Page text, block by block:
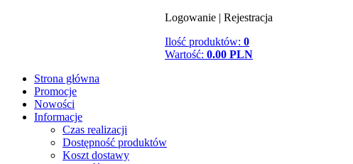
Logowanie | Rejestracja
Ilość produktów: 0
Wartość: 0.00 PLN
Strona główna
Promocje
Nowości
Informacje
Czas realizacji
Dostępność produktów
Koszt dostawy